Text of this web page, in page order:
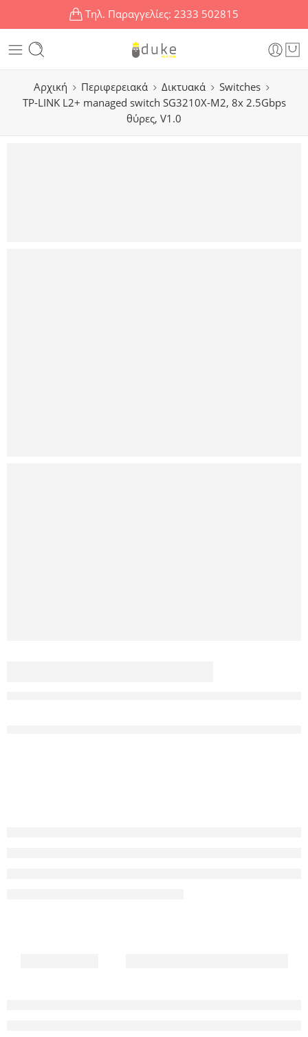
Τηλ. Παραγγελίες: 2333 502815
Αρχική Περιφερειακά Δικτυακά
Switches
TP-LINK L2+ managed switch SG3210X-M2, 8x 2.5Gbps
θύρες, V1.0